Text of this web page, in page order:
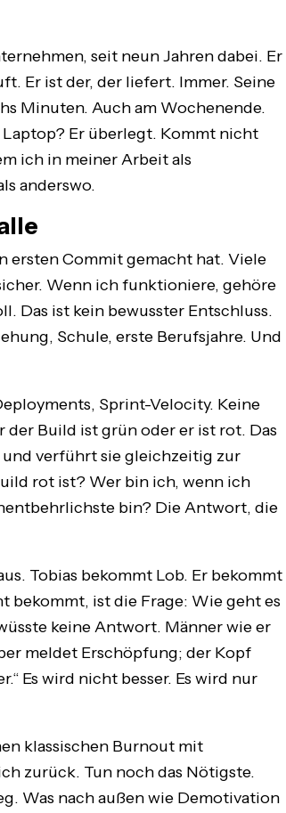
seit neun Jahren dabei. Er
Er ist der, der liefert. Immer. Seine
Minuten. Auch am Wochenende.
Er überlegt. Kommt nicht
ich in meiner Arbeit als
anderswo.
ersten Commit gemacht hat. Viele
Wenn ich funktioniere, gehöre
Das ist kein bewusster Entschluss.
Schule, erste Berufsjahre. Und
Sprint-Velocity. Keine
der Build ist grün oder er ist rot. Das
verführt sie gleichzeitig zur
rot ist? Wer bin ich, wenn ich
bin? Die Antwort, die
Tobias bekommt Lob. Er bekommt
bekommt, ist die Frage: Wie geht es
keine Antwort. Männer wie er
meldet Erschöpfung; der Kopf
Es wird nicht besser. Es wird nur
klassischen Burnout mit
zurück. Tun noch das Nötigste.
Was nach außen wie Demotivation